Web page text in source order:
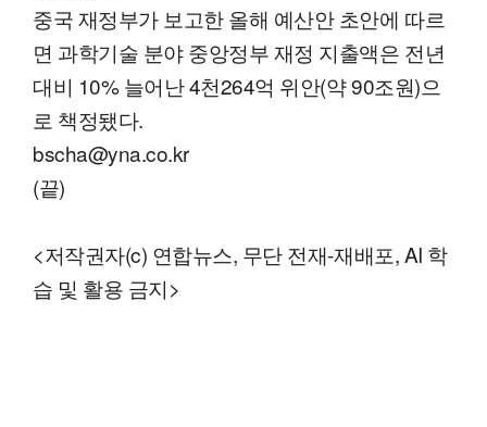
중국 재정부가 보고한 올해 예산안 초안에 따르
면 과학기술 분야 중앙정부 재정 지출액은 전년
대비 10% 늘어난 4천264억 위안(약 90조원)으
로 책정됐다.
bscha@yna.co.kr
(끝)
<저작권자(c) 연합뉴스, 무단 전재-재배포, AI 학
습 및 활용 금지>